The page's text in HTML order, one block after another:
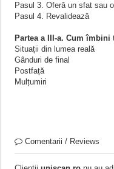
Pasul 3. Oferă un sfat sau
Pasul 4. Revalidează
Partea a III‑a. Cum îmbini
Situații din lumea reală
Gânduri de final
Postfață
Mulțumiri
Comentarii / Reviews